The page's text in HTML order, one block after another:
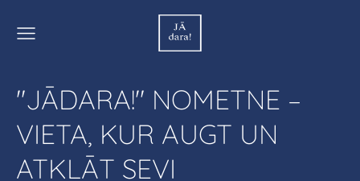
"JĀDARA!" NOMETNE –
VIETA, KUR AUGT UN
ATKLĀT SEVI